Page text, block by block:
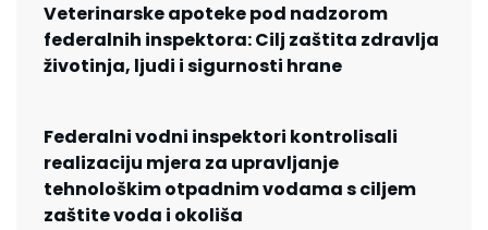
Veterinarske apoteke pod nadzorom
federalnih inspektora: Cilj zaštita zdravlja
životinja, ljudi i sigurnosti hrane
Federalni vodni inspektori kontrolisali
realizaciju mjera za upravljanje
tehnološkim otpadnim vodama s ciljem
zaštite voda i okoliša